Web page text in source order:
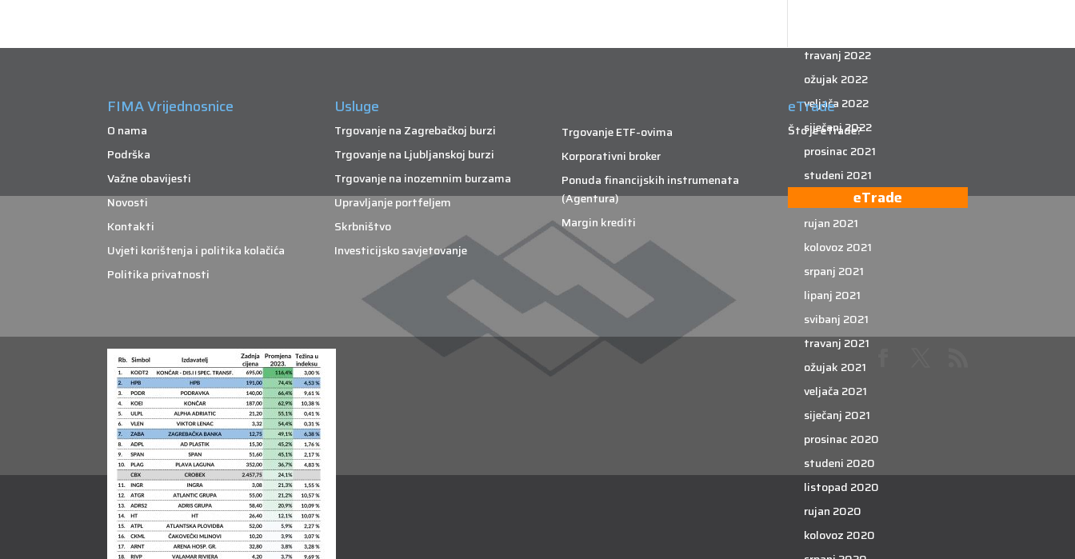
travanj 2022
ožujak 2022
veljača 2022
siječanj 2022
prosinac 2021
studeni 2021
listopad 2021
rujan 2021
kolovoz 2021
srpanj 2021
lipanj 2021
svibanj 2021
travanj 2021
ožujak 2021
veljača 2021
siječanj 2021
prosinac 2020
studeni 2020
listopad 2020
rujan 2020
kolovoz 2020
FIMA Vrijednosnice
O nama
Podrška
Važne obavijesti
Novosti
Kontakti
Uvjeti korištenja i politika kolačića
Politika privatnosti
Usluge
Trgovanje na Zagrebačkoj burzi
Trgovanje na Ljubljanskoj burzi
Trgovanje na inozemnim burzama
Upravljanje portfeljem
Skrbništvo
Investicijsko savjetovanje
Trgovanje ETF-ovima
Korporativni broker
Ponuda financijskih instrumenata
(Agentura)
Margin krediti
eTrade
Što je eTrade?
eTrade